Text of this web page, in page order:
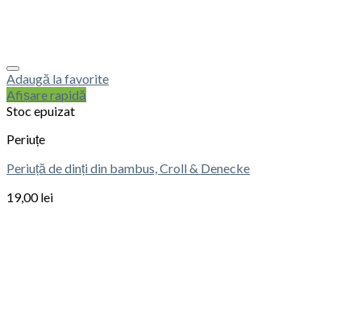
Adaugă la favorite
Afișare rapidă
Stoc epuizat
Periuțe
Periuță de dinți din bambus, Croll & Denecke
19,00lei